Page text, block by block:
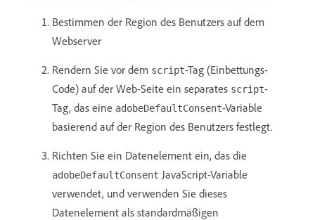
Bestimmen der Region des Benutzers auf dem
Webserver
Rendern Sie vor dem script-Tag (Einbettungs-
Code) auf der Web-Seite ein separates script-
Tag, das eine adobeDefaultConsent-Variable
basierend auf der Region des Benutzers festlegt.
Richten Sie ein Datenelement ein, das die
adobeDefaultConsent JavaScript-Variable
verwendet, und verwenden Sie dieses
Datenelement als standardmäßigen